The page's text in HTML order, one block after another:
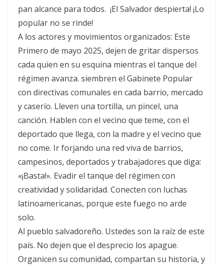
pan alcance para todos. ¡El Salvador despierta! ¡Lo
popular no se rinde!
A los actores y movimientos organizados: Este
Primero de mayo 2025, dejen de gritar dispersos
cada quien en su esquina mientras el tanque del
régimen avanza. siembren el Gabinete Popular
con directivas comunales en cada barrio, mercado
y caserío. Lleven una tortilla, un pincel, una
canción. Hablen con el vecino que teme, con el
deportado que llega, con la madre y el vecino que
no come. Ir forjando una red viva de barrios,
campesinos, deportados y trabajadores que diga:
«¡Basta!». Evadir el tanque del régimen con
creatividad y solidaridad. Conecten con luchas
latinoamericanas, porque este fuego no arde
solo.
Al pueblo salvadoreño. Ustedes son la raíz de este
país. No dejen que el desprecio los apague.
Organicen su comunidad, compartan su historia, y